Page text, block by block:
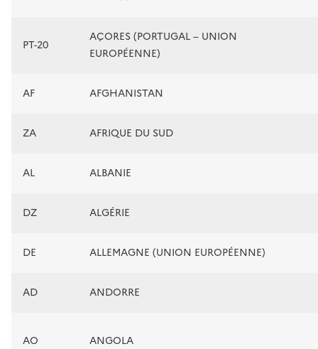
PT-20
AÇORES (PORTUGAL – UNION
EUROPÉENNE)
AF AFGHANISTAN
ZA AFRIQUE DU SUD
AL ALBANIE
DZ ALGÉRIE
DE ALLEMAGNE (UNION EUROPÉENNE)
AD ANDORRE
AO ANGOLA